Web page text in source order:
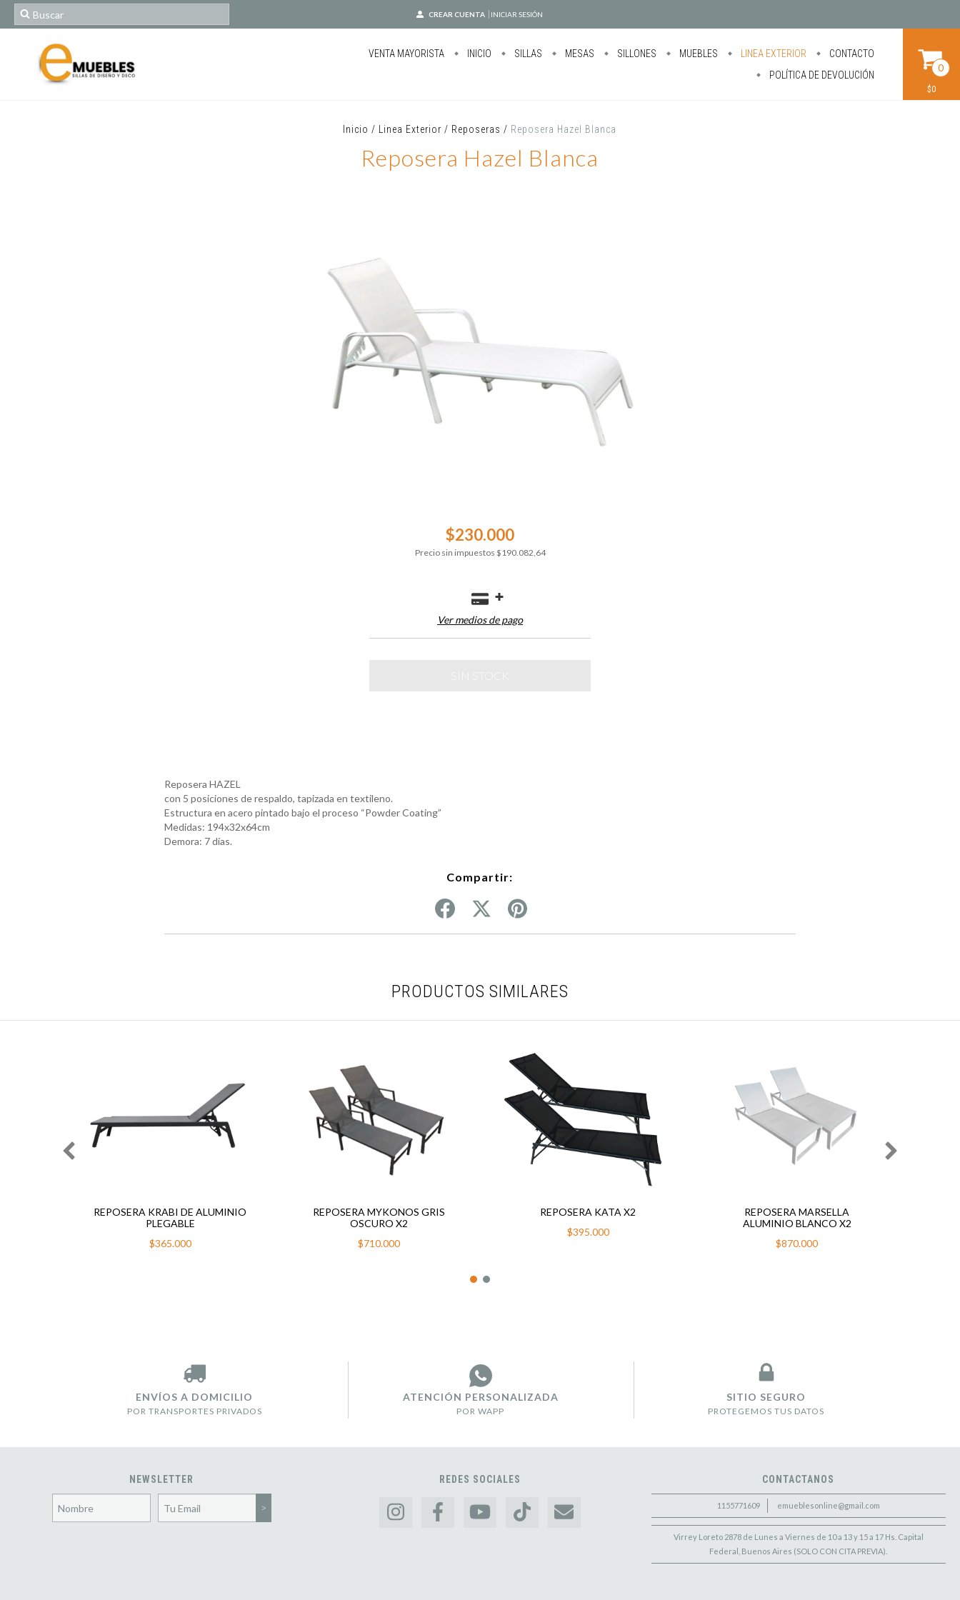
CREAR CUENTA INICIAR SESIÓN
VENTA MAYORISTA INICIO SILLAS MESAS SILLONES MUEBLES LINEA EXTERIOR
CONTACTO
POLÍTICA DE DEVOLUCIÓN
0
$0
Inicio / Linea Exterior / Reposeras / Reposera Hazel Blanca
Reposera Hazel Blanca
$230.000
Precio sin impuestos $190.082,64
Ver medios de pago
Reposera HAZEL
con 5 posiciones de respaldo, tapizada en textileno.
Estructura en acero pintado bajo el proceso “Powder Coating”
Medidas: 194x32x64cm
Demora: 7 días.
Compartir:
PRODUCTOS SIMILARES
REPOSERA KRABI DE ALUMINIO
PLEGABLE
$365.000
REPOSERA MYKONOS GRIS
OSCURO X2
$710.000
REPOSERA KATA X2
$395.000
REPOSERA MARSELLA
ALUMINIO BLANCO X2
$870.000
ENVÍOS A DOMICILIO
POR TRANSPORTES PRIVADOS
ATENCIÓN PERSONALIZADA
POR WAPP
SITIO SEGURO
PROTEGEMOS TUS DATOS
NEWSLETTER REDES SOCIALES CONTACTANOS
1155771609 emueblesonline@gmail.com
Virrey Loreto 2878 de Lunes a Viernes de 10 a 13 y 15 a 17 Hs. Capital
Federal, Buenos Aires (SOLO CON CITA PREVIA).